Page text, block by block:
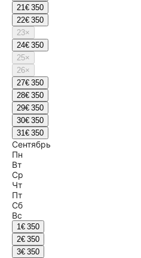
21€ 350
22€ 350
23×
24€ 350
25×
26×
27€ 350
28€ 350
29€ 350
30€ 350
31€ 350
Сентябрь
Пн
Вт
Ср
Чт
Пт
Сб
Вс
1€ 350
2€ 350
3€ 350